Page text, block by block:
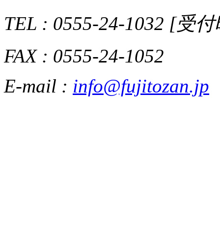
TEL : 0555-24-1032 [受
FAX : 0555-24-1052
E-mail : info@fujitozan.jp